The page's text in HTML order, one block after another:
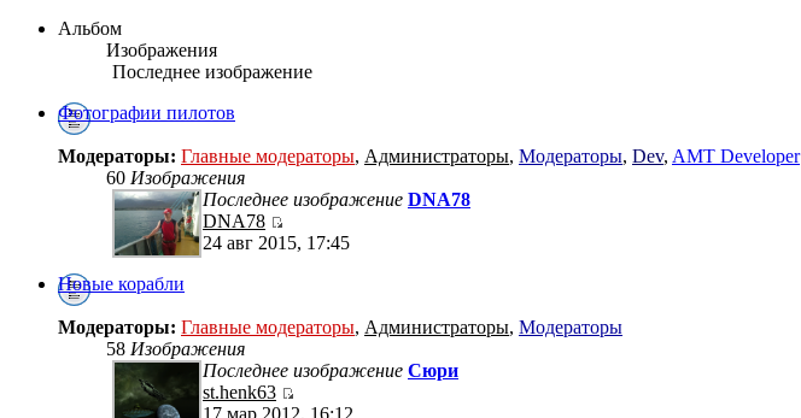
Альбом
Изображения
Последнее изображение
Фотографии пилотов
Модераторы: Главные модераторы, Администраторы, Модераторы, Dev, AMT Developer
60 Изображения
Последнее изображение DNA78
DNA78
24 авг 2015, 17:45
Новые корабли
Модераторы: Главные модераторы, Администраторы, Модераторы
58 Изображения
Последнее изображение Сюри
st.henk63
17 мар 2012, 16:12